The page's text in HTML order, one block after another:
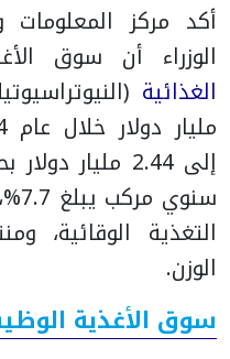
أكد مركز المعلومات
الوزراء أن سوق
الغذائية
التغذية الوقائية،
الوزن.
سوق الأغذية